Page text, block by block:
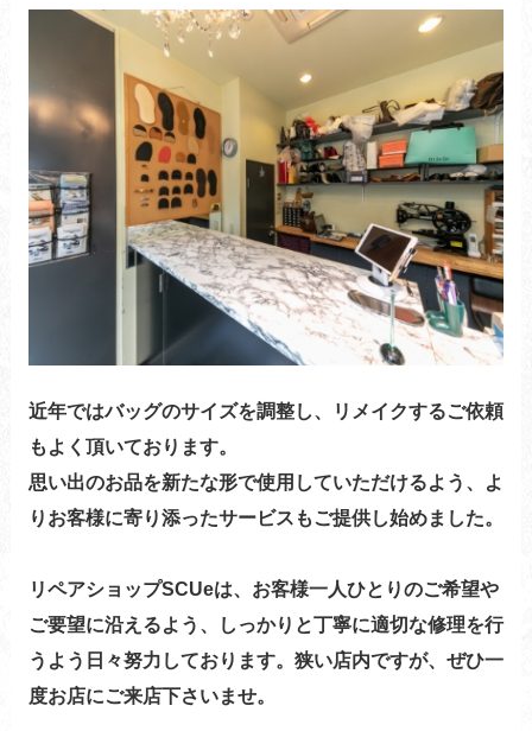
近年ではバッグのサイズを調整し、リメイクするご依頼
もよく頂いております。
思い出のお品を新たな形で使用していただけるよう、よ
りお客様に寄り添ったサービスもご提供し始めました。
リペアショップSCUeは、お客様一人ひとりのご希望や
ご要望に沿えるよう、しっかりと丁寧に適切な修理を行
うよう日々努力しております。狭い店内ですが、ぜひ一
度お店にご来店下さいませ。